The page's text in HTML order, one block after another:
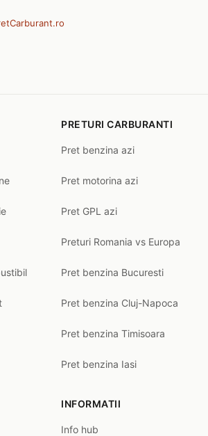
PRETURI CARBURANTI
Pret benzina azi
Pret motorina azi
Pret GPL azi
Preturi Romania vs Europa
Pret benzina Bucuresti
Pret benzina Cluj-Napoca
Pret benzina Timisoara
Pret benzina Iasi
INFORMATII
Info hub